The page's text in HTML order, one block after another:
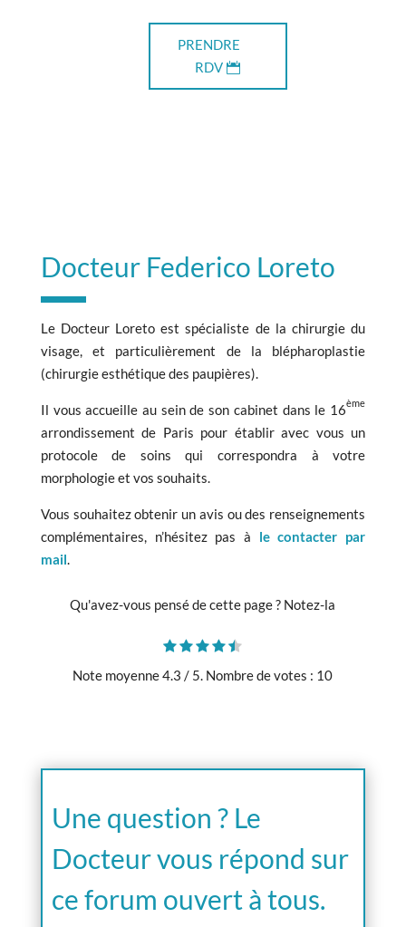
PRENDRE
RDV
Docteur Federico Loreto
Le Docteur Loreto est spécialiste de la chirurgie du
visage, et particulièrement de la blépharoplastie
(chirurgie esthétique des paupières).
Il vous accueille au sein de son cabinet dans le 16ème
arrondissement de Paris pour établir avec vous un
protocole de soins qui correspondra à votre
morphologie et vos souhaits.
Vous souhaitez obtenir un avis ou des renseignements
complémentaires, n’hésitez pas à le contacter par
mail.
Qu'avez-vous pensé de cette page ? Notez-la
Note moyenne4.3 / 5. Nombre de votes : 10
Une question ? Le
Docteur vous répond sur
ce forum ouvert à tous.